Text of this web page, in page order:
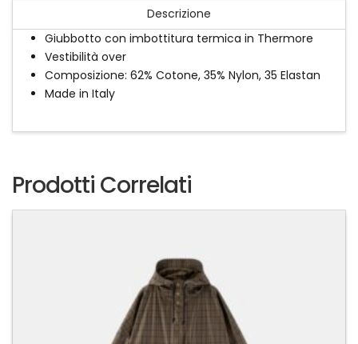
Descrizione
Giubbotto con imbottitura termica in Thermore
Vestibilità over
Composizione: 62% Cotone, 35% Nylon, 35 Elastan
Made in Italy
Prodotti Correlati